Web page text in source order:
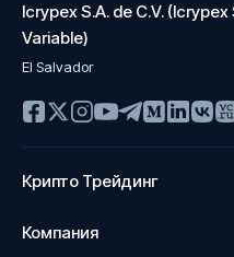
Icrypex S.A. de C.V.
Variable)
El Salvador
Крипто Трейдинг
Компания